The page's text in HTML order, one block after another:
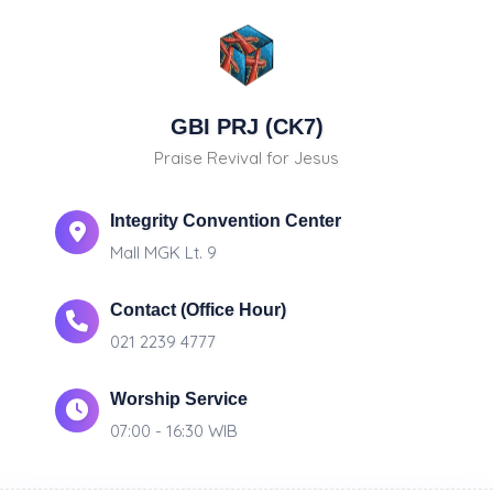
GBI PRJ (CK7)
Praise Revival for Jesus
Integrity Convention Center
Mall MGK Lt. 9
Contact (Office Hour)
021 2239 4777
Worship Service
07:00 - 16:30 WIB